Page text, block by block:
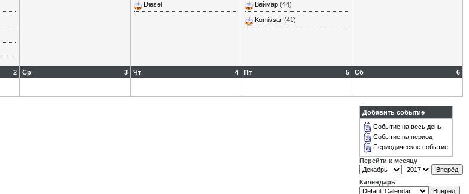
Diesel
Веймар (44)
Komissar (41)
2 3
Ср 4
Чт 5
Пт 6
Сб
Добавить событие
Событие на весь день
Событие на период
Периодическое событие
Перейти к месяцу
Календарь